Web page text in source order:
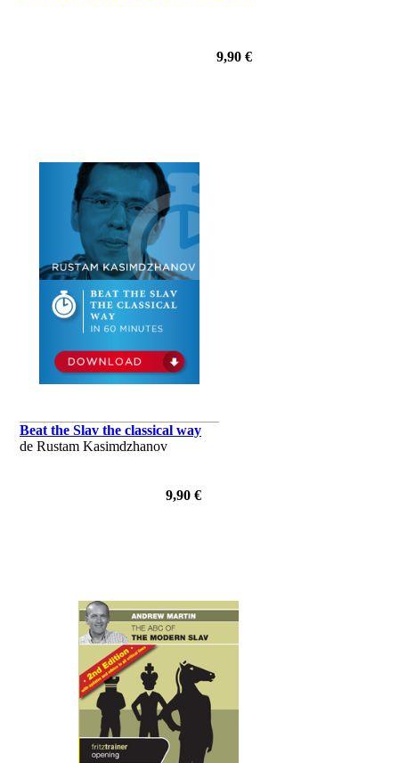
9,90 €
Beat the Slav the classical way
de Rustam Kasimdzhanov
9,90 €